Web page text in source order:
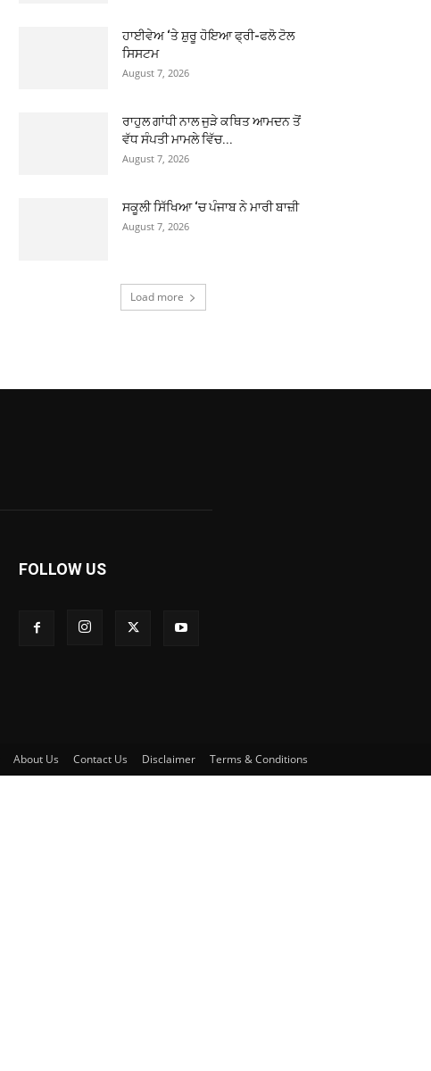
ਹਾਈਵੇਅ ‘ਤੇ ਸ਼ੁਰੂ ਹੋਇਆ ਫ੍ਰੀ-ਫਲੋ ਟੋਲ
ਸਿਸਟਮ
August 7, 2026
ਰਾਹੁਲ ਗਾਂਧੀ ਨਾਲ ਜੁੜੇ ਕਥਿਤ ਆਮਦਨ ਤੋਂ
ਵੱਧ ਸੰਪਤੀ ਮਾਮਲੇ ਵਿੱਚ...
August 7, 2026
ਸਕੂਲੀ ਸਿੱਖਿਆ ‘ਚ ਪੰਜਾਬ ਨੇ ਮਾਰੀ ਬਾਜ਼ੀ
August 7, 2026
Load more
FOLLOW US
About Us Contact Us Disclaimer Terms & Conditions